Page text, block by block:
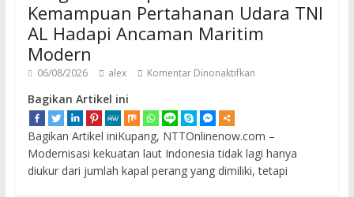
Kemampuan Pertahanan Udara TNI
AL Hadapi Ancaman Maritim
Modern
06/08/2026 alex Komentar Dinonaktifkan
Bagikan Artikel ini
Bagikan Artikel iniKupang, NTTOnlinenow.com –
Modernisasi kekuatan laut Indonesia tidak lagi hanya
diukur dari jumlah kapal perang yang dimiliki, tetapi